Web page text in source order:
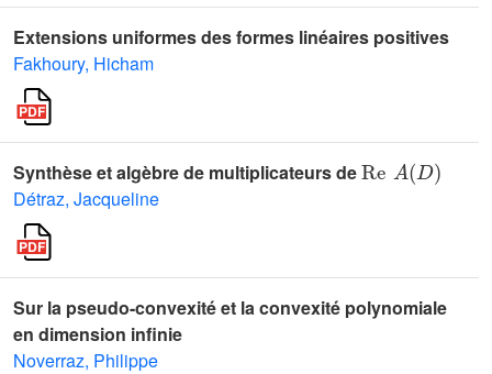
Extensions uniformes des formes linéaires positives
Fakhoury, Hicham
Synthèse et algèbre de multiplicateurs de
A( D
Détraz, Jacqueline
Sur la pseudo-convexité et la convexité polynomiale
en dimension infinie
Noverraz, Philippe